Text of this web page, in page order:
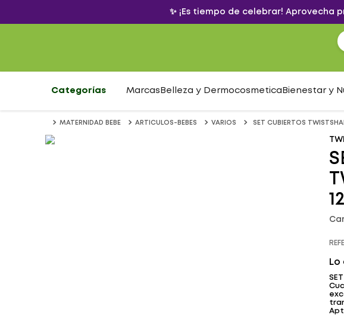
✨ ¡Es tiempo de celebrar! Aprovecha
Categorías Marcas Belleza y Dermocosmetica Bienestar y
MATERNIDAD BEBE ARTICULOS-BEBES VARIOS SET CUBIERTOS
Lo